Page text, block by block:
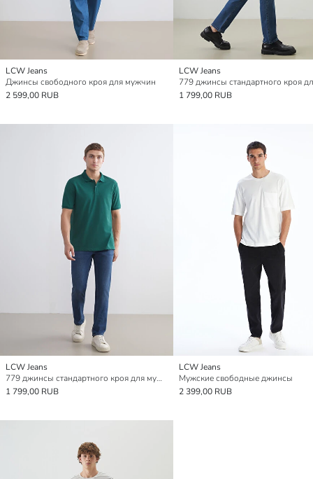
LCW Jeans
Джинсы свободного кроя для мужчин
2 599,00 RUB
LCW Jeans
1 799,00 RUB
LCW Jeans
779 джинсы стандартного кроя для мужское
1 799,00 RUB
LCW Jeans
Мужские свободные джинсы
2 399,00 RUB